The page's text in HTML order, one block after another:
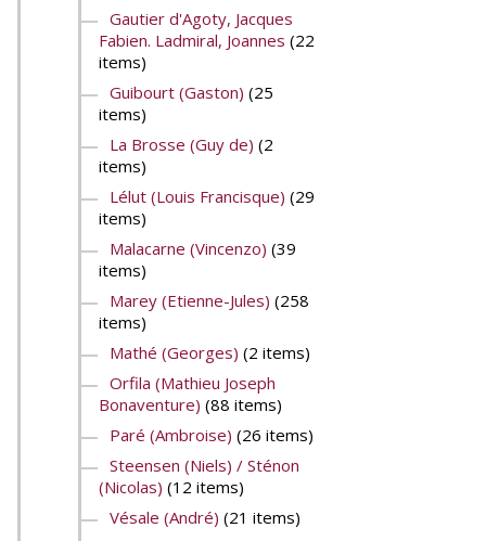
Gautier d'Agoty, Jacques
Fabien. Ladmiral, Joannes (22
items)
Guibourt (Gaston) (25
items)
La Brosse (Guy de) (2
items)
Lélut (Louis Francisque) (29
items)
Malacarne (Vincenzo) (39
items)
Marey (Etienne-Jules) (258
items)
Mathé (Georges) (2 items)
Orfila (Mathieu Joseph
Bonaventure) (88 items)
Paré (Ambroise) (26 items)
Steensen (Niels) / Sténon
(Nicolas) (12 items)
Vésale (André) (21 items)